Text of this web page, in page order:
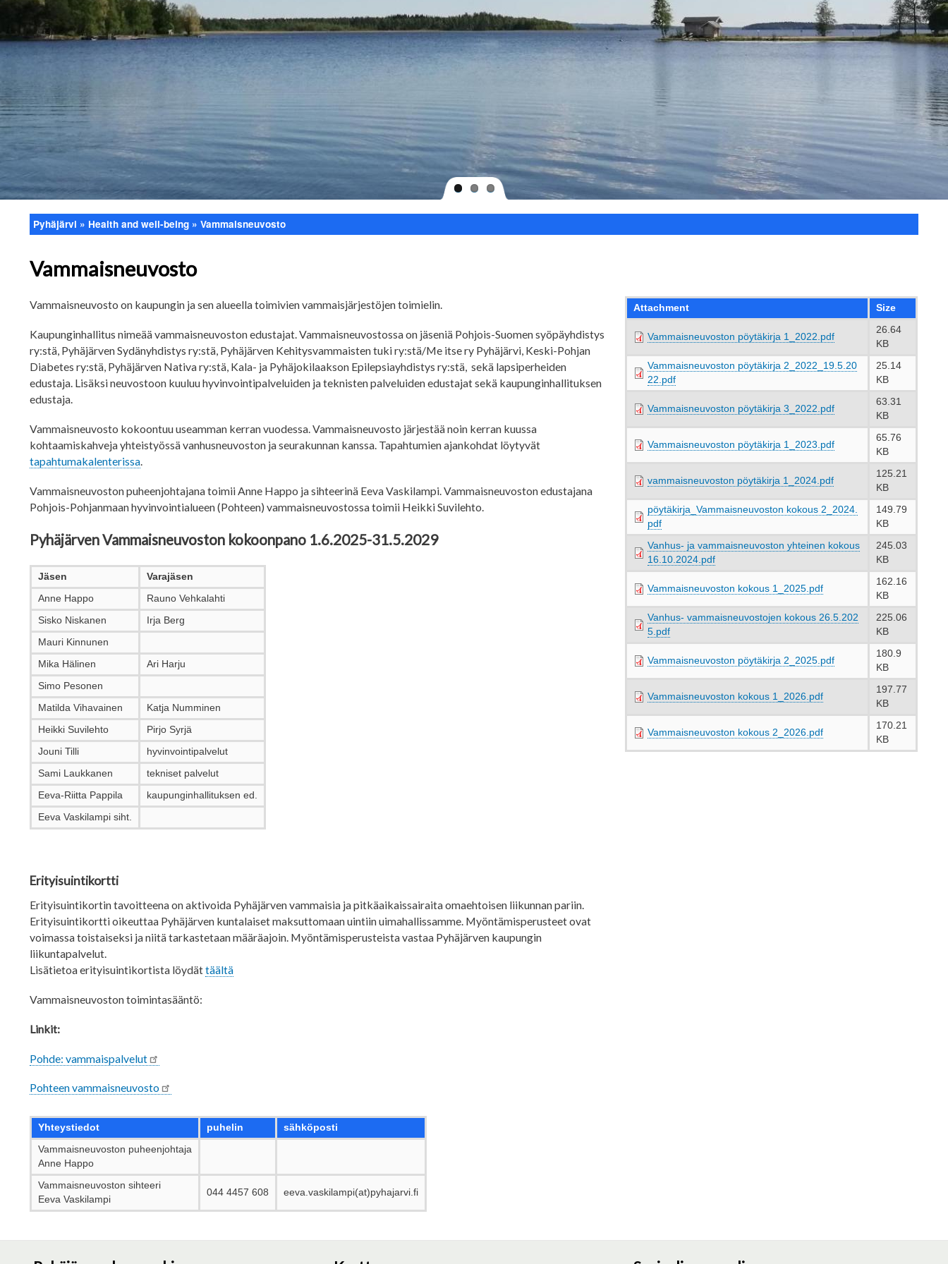
Breadcrumb
Pyhäjärvi Health and well-being Vammaisneuvosto
Vammaisneuvosto
Vammaisneuvosto on kaupungin ja sen alueella toimivien vammaisjärjestöjen toimielin.
Kaupunginhallitus nimeää vammaisneuvoston edustajat. Vammaisneuvostossa on jäseniä Pohjois-Suomen syöpäyhdistys
ry:stä, Pyhäjärven Sydänyhdistys ry:stä, Pyhäjärven Kehitysvammaisten tuki ry:stä/Me itse ry Pyhäjärvi, Keski-Pohjan
Diabetes ry:stä, Pyhäjärven Nativa ry:stä, Kala- ja Pyhäjokilaakson Epilepsiayhdistys ry:stä, sekä lapsiperheiden
edustaja. Lisäksi neuvostoon kuuluu hyvinvointipalveluiden ja teknisten palveluiden edustajat sekä kaupunginhallituksen
edustaja.
Vammaisneuvosto kokoontuu useamman kerran vuodessa. Vammaisneuvosto järjestää noin kerran kuussa
kohtaamiskahveja yhteistyössä vanhusneuvoston ja seurakunnan kanssa. Tapahtumien ajankohdat löytyvät
tapahtumakalenterissa
Vammaisneuvoston puheenjohtajana toimii Anne Happo ja sihteerinä Eeva Vaskilampi. Vammaisneuvoston edustajana
Pohjois-Pohjanmaan hyvinvointialueen (Pohteen) vammaisneuvostossa toimii Heikki Suvilehto.
Pyhäjärven Vammaisneuvoston kokoonpano 1.6.2025-31.5.2029
Jäsen Varajäsen
Anne Happo Rauno Vehkalahti
Sisko Niskanen Irja Berg
Mauri Kinnunen
Mika Hälinen Ari Harju
Simo Pesonen
Matilda Vihavainen Katja Numminen
Heikki Suvilehto Pirjo Syrjä
Jouni Tilli hyvinvointipalvelut
Sami Laukkanen tekniset palvelut
Eeva-Riitta Pappila kaupunginhallituksen ed.
Eeva Vaskilampi siht.
Erityisuintikortti
Erityisuintikortin tavoitteena on aktivoida Pyhäjärven vammaisia ja pitkäaikaissairaita omaehtoisen liikunnan pariin.
Erityisuintikortti oikeuttaa Pyhäjärven kuntalaiset maksuttomaan uintiin uimahallissamme. Myöntämisperusteet ovat
voimassa toistaiseksi ja niitä tarkastetaan määräajoin. Myöntämisperusteista vastaa Pyhäjärven kaupungin
liikuntapalvelut.
Lisätietoa erityisuintikortista löydättäältä
Vammaisneuvoston toimintasääntö:
Linkit:
Pohde: vammaispalvelut
Pohteen vammaisneuvosto
Yhteystiedot puhelin sähköposti
Vammaisneuvoston puheenjohtaja
Anne Happo
Vammaisneuvoston sihteeri
Eeva Vaskilampi
044 4457 608 eeva.vaskilampi(at)pyhajarvi.fi
Attachment Size
Vammaisneuvoston pöytäkirja 1_2022.pdf
26.64
KB
Vammaisneuvoston pöytäkirja 2_2022_19.5.20
22.pdf
25.14
KB
Vammaisneuvoston pöytäkirja 3_2022.pdf
63.31
KB
Vammaisneuvoston pöytäkirja 1_2023.pdf
65.76
KB
vammaisneuvoston pöytäkirja 1_2024.pdf
125.21
KB
pöytäkirja_Vammaisneuvoston kokous 2_2024.
pdf
149.79
KB
Vanhus- ja vammaisneuvoston yhteinen kokous
16.10.2024.pdf
245.03
KB
Vammaisneuvoston kokous 1_2025.pdf
162.16
KB
Vanhus- vammaisneuvostojen kokous 26.5.202
5.pdf
225.06
KB
Vammaisneuvoston pöytäkirja 2_2025.pdf
180.9
KB
Vammaisneuvoston kokous 1_2026.pdf
197.77
KB
Vammaisneuvoston kokous 2_2026.pdf
170.21
KB